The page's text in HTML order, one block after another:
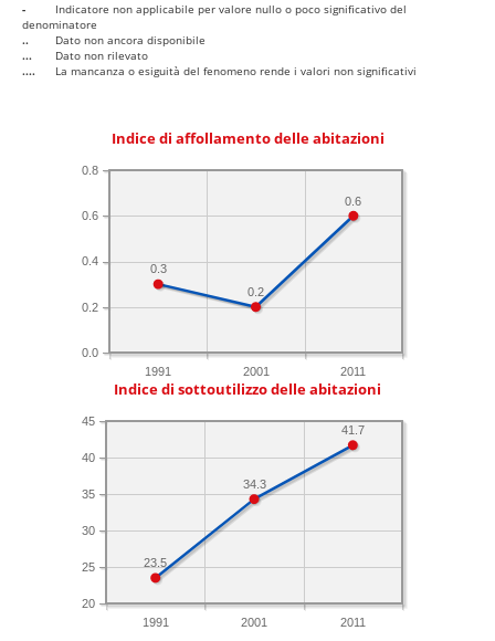
-
Indicatore non applicabile per valore nullo o poco significativo del
denominatore
..
Dato non ancora disponibile
...
Dato non rilevato
....
La mancanza o esiguità del fenomeno rende i valori non significativi
Indice di affollamento delle abitazioni
1991 2001 2011
0.0
0.2
0.4
0.6
0.8
0.6
0.2
0.3
Indice di sottoutilizzo delle abitazioni
1991 2001 2011
20
25
30
35
40
45
41.7
34.3
23.5